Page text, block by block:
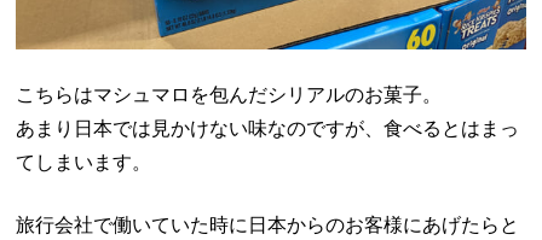
こちらはマシュマロを包んだシリアルのお菓子。
あまり日本では見かけない味なのですが、食べるとはまっ
てしまいます。
旅行会社で働いていた時に日本からのお客様にあげたらと